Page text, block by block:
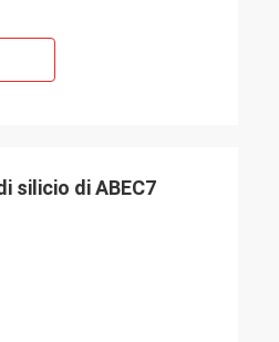
silicio di ABEC7